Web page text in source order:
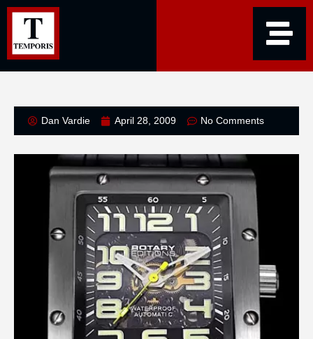
Dan Vardie April 28, 2009 No Comments